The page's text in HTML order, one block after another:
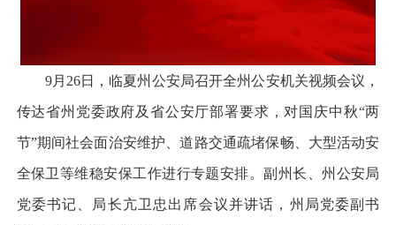
9月26日，临夏州公安局召开全州公安机关视频会议，
传达省州党委政府及省公安厅部署要求，对国庆中秋“两
节”期间社会面治安维护、道路交通疏堵保畅、大型活动安
全保卫等维稳安保工作进行专题安排。副州长、州公安局
党委书记、局长亢卫忠出席会议并讲话，州局党委副书